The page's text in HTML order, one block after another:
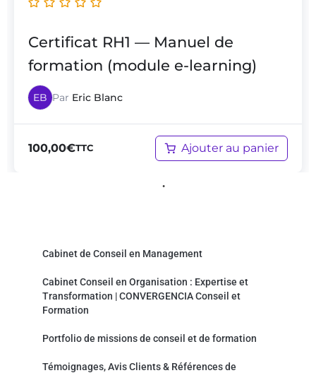
Certificat RH1 — Manuel de
formation (module e-learning)
EB Par Eric Blanc
100,00€TTC Ajouter au panier
Cabinet de Conseil en Management
Cabinet Conseil en Organisation : Expertise et
Transformation | CONVERGENCIA Conseil et
Formation
Portfolio de missions de conseil et de formation
Témoignages, Avis Clients & Références de